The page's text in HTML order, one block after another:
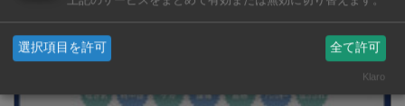
2026年版 タイの鉄道事情 電車でGO！
選択項目を許可 全て許可
Klaro